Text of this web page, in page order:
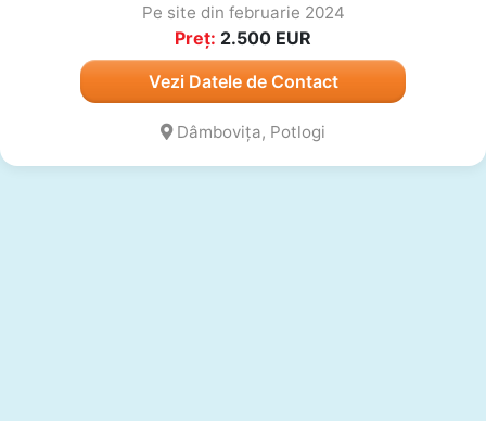
Pe site din februarie 2024
Preț: 2.500 EUR
Vezi Datele de Contact
Dâmbovița, Potlogi